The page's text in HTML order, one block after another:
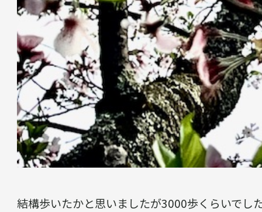
結構歩いたかと思いましたが3000歩くらいでし